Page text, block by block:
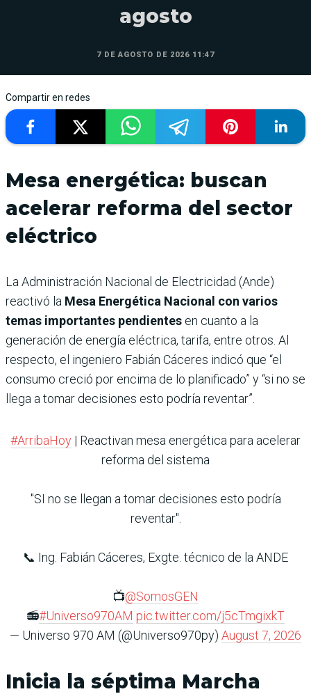
agosto
7 DE AGOSTO DE 2026 11:47
Compartir en redes
Mesa energética: buscan
acelerar reforma del sector
eléctrico
La Administración Nacional de Electricidad (Ande)
reactivó la Mesa Energética Nacional con varios
temas importantes pendientes en cuanto a la
generación de energía eléctrica, tarifa, entre otros. Al
respecto, el ingeniero Fabián Cáceres indicó que “el
consumo creció por encima de lo planificado” y “si no se
llega a tomar decisiones esto podría reventar”.
#ArribaHoy | Reactivan mesa energética para acelerar
reforma del sistema
"SI no se llegan a tomar decisiones esto podría
reventar".
📞 Ing. Fabián Cáceres, Exgte. técnico de la ANDE
📺@SomosGEN
📻#Universo970AM pic.twitter.com/j5cTmgixkT
— Universo 970 AM (@Universo970py) August 7, 2026
Inicia la séptima Marcha